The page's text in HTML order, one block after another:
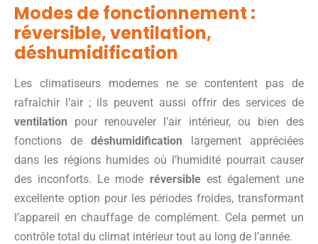
Modes de fonctionnement :
réversible, ventilation,
déshumidification
Les climatiseurs modernes ne se contentent pas de
rafraîchir l’air ; ils peuvent aussi offrir des services de
ventilation pour renouveler l’air intérieur, ou bien des
fonctions de déshumidification largement appréciées
dans les régions humides où l’humidité pourrait causer
des inconforts. Le mode réversibleest également une
excellente option pour les périodes froides, transformant
l’appareil en chauffage de complément. Cela permet un
contrôle total du climat intérieur tout au long de l’année.